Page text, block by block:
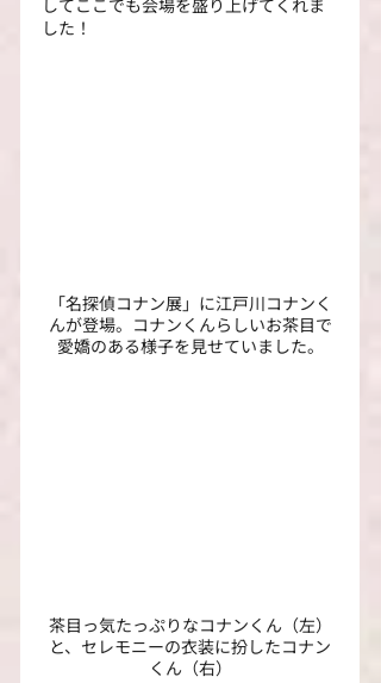
してここでも会場を盛り上げてくれま
した！
「名探偵コナン展」に江戸川コナンく
んが登場。コナンくんらしいお茶目で
愛嬌のある様子を見せていました。
茶目っ気たっぷりなコナンくん（左）
と、セレモニーの衣装に扮したコナン
くん（右）